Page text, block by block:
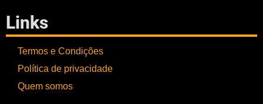
Links
Termos e Condições
Política de privacidade
Quem somos